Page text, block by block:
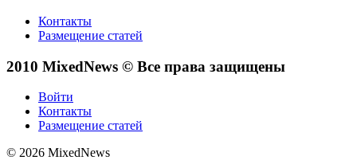
Контакты
Размещение статей
2010 MixedNews © Все права защищены
Войти
Контакты
Размещение статей
© 2026 MixedNews